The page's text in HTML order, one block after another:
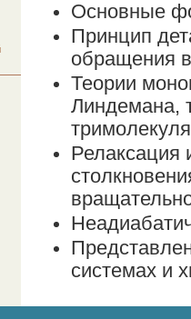
Основные
Принцип
обращения
Теории
Линдемана,
Релаксация
системах и